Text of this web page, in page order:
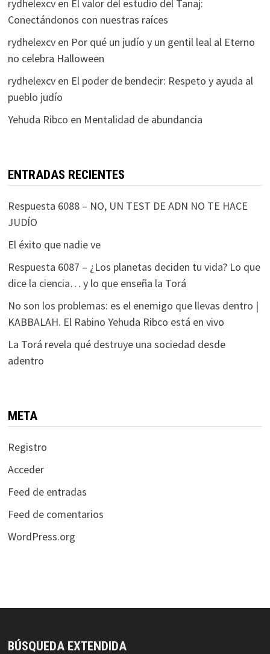
rydhelexcven El valor del estudio del Tanaj:
Conectándonos con nuestras raíces
rydhelexcven Por qué un judío y un gentil leal al Eterno
no celebra Halloween
rydhelexcven El poder de bendecir: Respeto y ayuda al
pueblo judío
Yehuda Ribco en Mentalidad de abundancia
ENTRADAS RECIENTES
Respuesta 6088 – NO, UN TEST DE ADN NO TE HACE
JUDÍO
El éxito que nadie ve
Respuesta 6087 – ¿Los planetas deciden tu vida? Lo que
dice la ciencia… y lo que enseña la Torá
No son los problemas: es el enemigo que llevas dentro |
KABBALAH. El Rabino Yehuda Ribco está en vivo
La Torá revela qué destruye una sociedad desde
adentro
META
Registro
Acceder
Feed de entradas
Feed de comentarios
WordPress.org
BÚSQUEDA EXTENDIDA